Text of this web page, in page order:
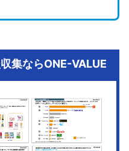
集ならONE-VALUE